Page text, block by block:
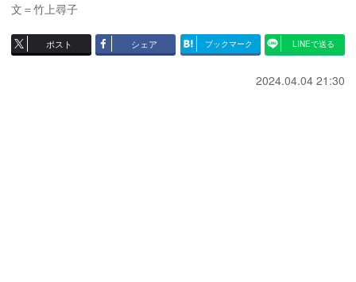
文＝竹上尋子
ポスト シェア ブックマーク LINEで送る
2024.04.04 21:30